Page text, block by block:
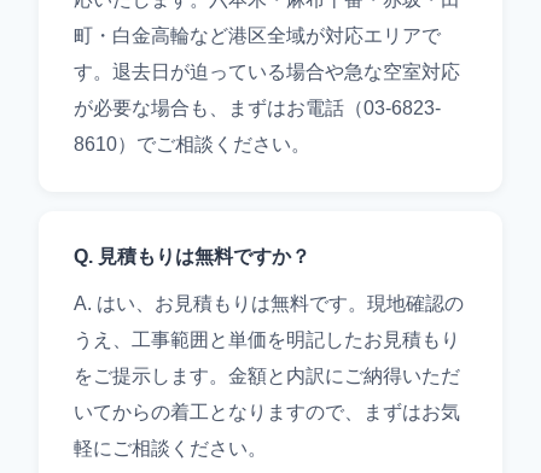
町・白金高輪など港区全域が対応エリアで
す。退去日が迫っている場合や急な空室対応
が必要な場合も、まずはお電話（03-6823-
8610）でご相談ください。
Q. 見積もりは無料ですか？
A. はい、お見積もりは無料です。現地確認の
うえ、工事範囲と単価を明記したお見積もり
をご提示します。金額と内訳にご納得いただ
いてからの着工となりますので、まずはお気
軽にご相談ください。